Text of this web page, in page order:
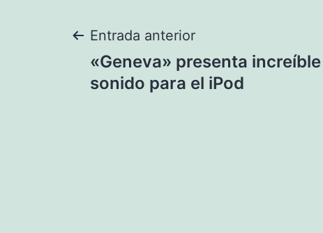
Navegación
de
Entrada anterior
«Geneva» presenta
sonido para el iPod